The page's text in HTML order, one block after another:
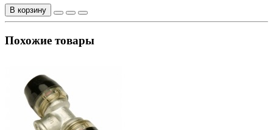
В корзину
Похожие товары